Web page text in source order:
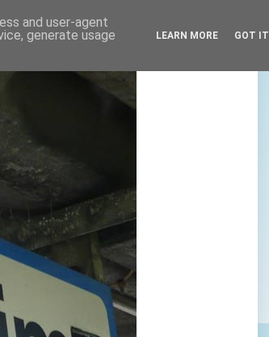
and user-agent
generate usage
LEARN MORE GOT IT